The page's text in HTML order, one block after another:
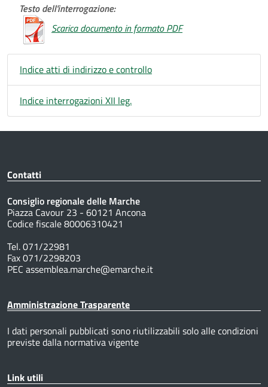
Testo dell'interrogazione:
Scarica documento in formato PDF
Indice atti di indirizzo e controllo
Indice interrogazioni XII leg.
Contatti
Consiglio regionale delle Marche
Piazza Cavour 23 - 60121 Ancona
Codice fiscale 80006310421
Tel. 071/22981
Fax 071/2298203
PEC assemblea.marche@emarche.it
Amministrazione Trasparente
I dati personali pubblicati sono riutilizzabili solo alle condizioni
previste dalla normativa vigente
Link utili